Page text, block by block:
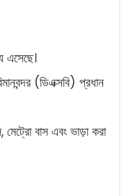
এসেছে।
(ডিএক্সবি) প্রধান
মেট্রো বাস এবং ভাড়া করা